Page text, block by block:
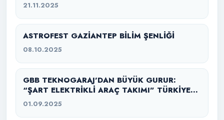
21.11.2025
ASTROFEST GAZİANTEP BİLİM ŞENLİĞİ
08.10.2025
GBB TEKNOGARAJ’DAN BÜYÜK GURUR:
“ŞART ELEKTRİKLİ ARAÇ TAKIMI” TÜRKİYE
ŞAMPİYONU
01.09.2025